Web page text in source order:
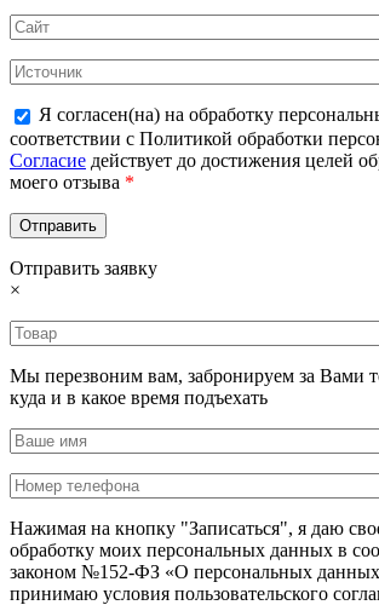
Я согласен(на) на обработку
соответствии с Политикой обработки
Согласие действует до достижения целей
моего отзыва *
Отправить заявку
×
Мы перезвоним вам, забронируем за Вами
куда и в какое время подъехать
Нажимая на кнопку "Записаться", я даю
обработку моих персональных данных в
законом №152-ФЗ «О персональных
принимаю условия пользовательского